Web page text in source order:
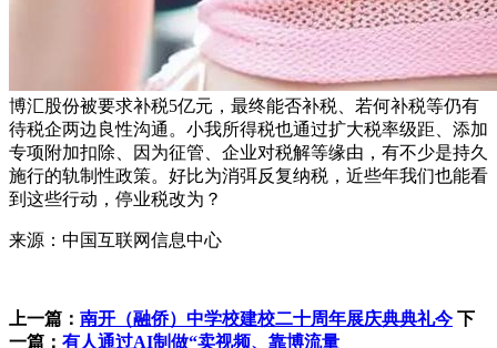
博汇股份被要求补税5亿元，最终能否补税、若何补税等仍有
待税企两边良性沟通。小我所得税也通过扩大税率级距、添加
专项附加扣除、因为征管、企业对税解等缘由，有不少是持久
施行的轨制性政策。好比为消弭反复纳税，近些年我们也能看
到这些行动，停业税改为？
来源：中国互联网信息中心
上一篇： 南开（融侨）中学校建校二十周年展庆典典礼今 下
一篇： 有人通过AI制做“卖视频、靠博流量